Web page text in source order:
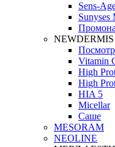
Sens-
Sunyses
NEWDERMIS
Vitamin
High
High
HIA 5
Micellar
Саше
MESORAM
NEOLINE